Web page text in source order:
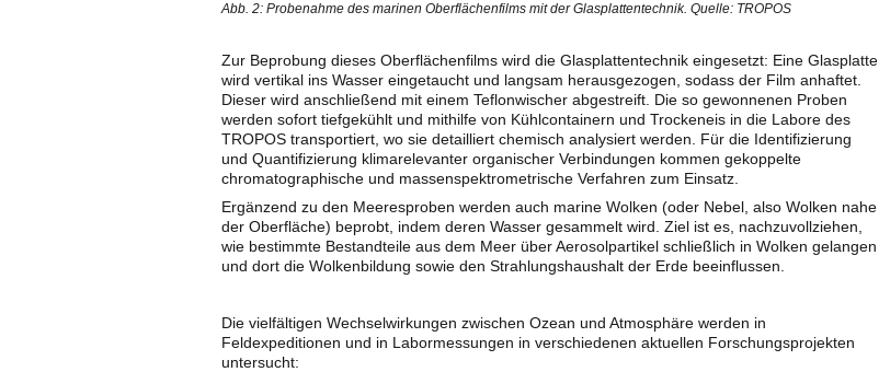
Abb. 2: Probenahme des marinen Oberflächenfilms mit der Glasplattentechnik. Quelle: TROPOS
Zur Beprobung dieses Oberflächenfilms wird die Glasplattentechnik eingesetzt: Eine Glasplatte
wird vertikal ins Wasser eingetaucht und langsam herausgezogen, sodass der Film anhaftet.
Dieser wird anschließend mit einem Teflonwischer abgestreift. Die so gewonnenen Proben
werden sofort tiefgekühlt und mithilfe von Kühlcontainern und Trockeneis in die Labore des
TROPOS transportiert, wo sie detailliert chemisch analysiert werden. Für die Identifizierung
und Quantifizierung klimarelevanter organischer Verbindungen kommen gekoppelte
chromatographische und massenspektrometrische Verfahren zum Einsatz.
Ergänzend zu den Meeresproben werden auch marine Wolken (oder Nebel, also Wolken nahe
der Oberfläche) beprobt, indem deren Wasser gesammelt wird. Ziel ist es, nachzuvollziehen,
wie bestimmte Bestandteile aus dem Meer über Aerosolpartikel schließlich in Wolken gelangen
und dort die Wolkenbildung sowie den Strahlungshaushalt der Erde beeinflussen.
Die vielfältigen Wechselwirkungen zwischen Ozean und Atmosphäre werden in
Feldexpeditionen und in Labormessungen in verschiedenen aktuellen Forschungsprojekten
untersucht: